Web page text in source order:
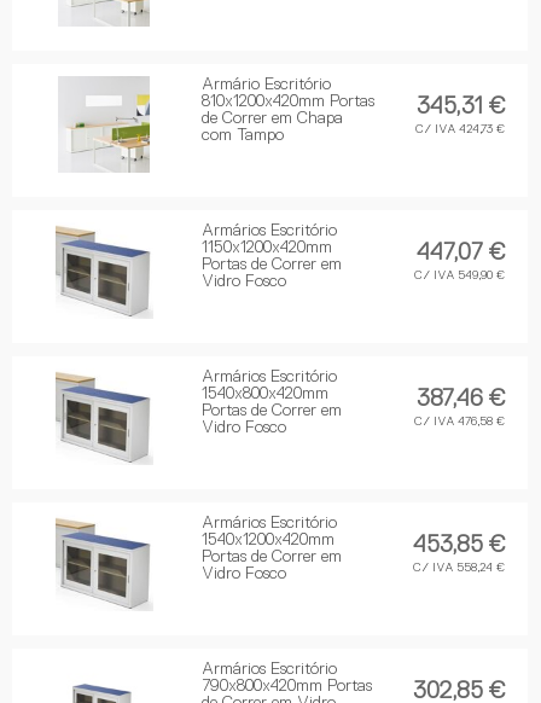
Armário Escritório
810x1200x420mm Portas
de Correr em Chapa
com Tampo
345,31 €
C/ IVA 424,73 €
Armários Escritório
1150x1200x420mm
Portas de Correr em
Vidro Fosco
447,07 €
C/ IVA 549,90 €
Armários Escritório
1540x800x420mm
Portas de Correr em
Vidro Fosco
387,46 €
C/ IVA 476,58 €
Armários Escritório
1540x1200x420mm
Portas de Correr em
Vidro Fosco
453,85 €
C/ IVA 558,24 €
Armários Escritório
790x800x420mm Portas
302,85 €